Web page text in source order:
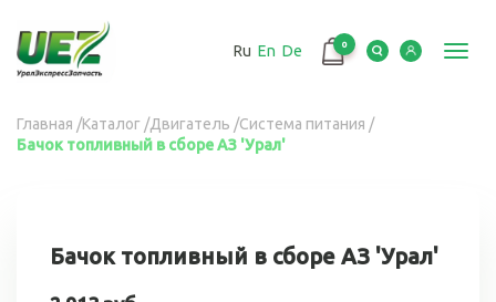
основному
содержанию
Ru En De 0
Вы
здесь
Главная /Каталог /Двигатель /Система питания /
Бачок топливный в сборе АЗ 'Урал'
Бачок топливный в сборе АЗ 'Урал'